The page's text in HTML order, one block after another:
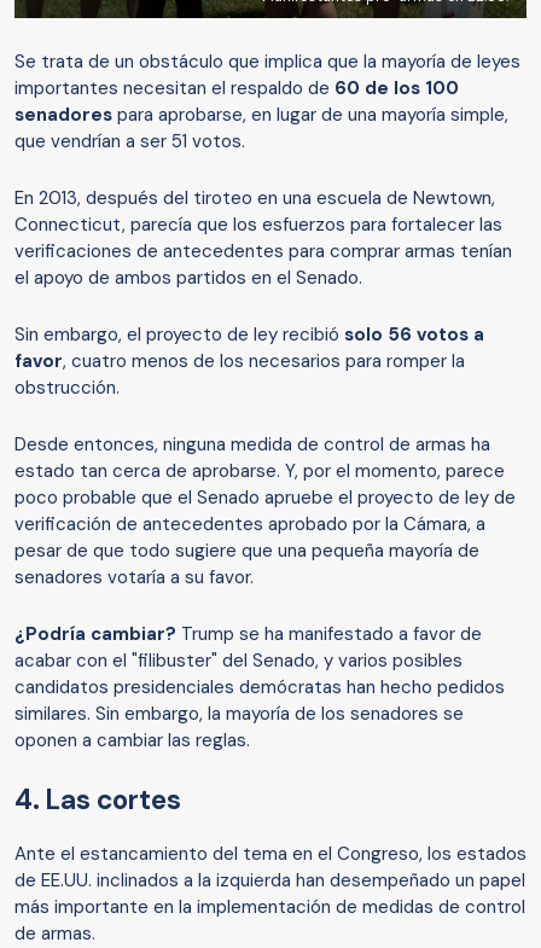
Se trata de un obstáculo que implica que la mayoría de leyes
importantes necesitan el respaldo de 60 de los 100
senadores para aprobarse, en lugar de una mayoría simple,
que vendrían a ser 51 votos.
En 2013, después del tiroteo en una escuela de Newtown,
Connecticut, parecía que los esfuerzos para fortalecer las
verificaciones de antecedentes para comprar armas tenían
el apoyo de ambos partidos en el Senado.
Sin embargo, el proyecto de ley recibió solo 56 votos a
favor, cuatro menos de los necesarios para romper la
obstrucción.
Desde entonces, ninguna medida de control de armas ha
estado tan cerca de aprobarse. Y, por el momento, parece
poco probable que el Senado apruebe el proyecto de ley de
verificación de antecedentes aprobado por la Cámara, a
pesar de que todo sugiere que una pequeña mayoría de
senadores votaría a su favor.
¿Podría cambiar? Trump se ha manifestado a favor de
acabar con el "filibuster" del Senado, y varios posibles
candidatos presidenciales demócratas han hecho pedidos
similares. Sin embargo, la mayoría de los senadores se
oponen a cambiar las reglas.
4. Las cortes
Ante el estancamiento del tema en el Congreso, los estados
de EE.UU. inclinados a la izquierda han desempeñado un papel
más importante en la implementación de medidas de control
de armas.